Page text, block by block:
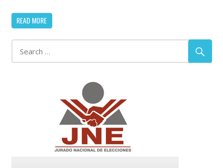
READ MORE